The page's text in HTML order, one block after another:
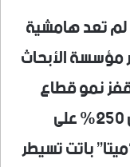
لم تعد هامشية
مؤسسة الأبحاث
نمو قطاع
نظارات الذكاء الاصطناعي بأكثر من 250% على
باتت تسيطر